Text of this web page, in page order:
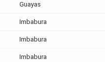
Guayas
Imbabura
Imbabura
Imbabura